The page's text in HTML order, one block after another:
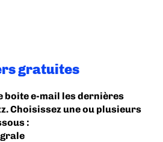
gratuites
boite e-mail les dernières
Choisissez une ou plusieurs
: